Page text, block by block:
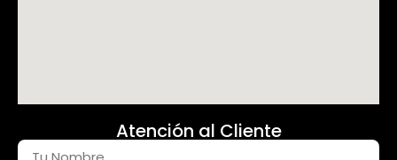
Atención al Cliente